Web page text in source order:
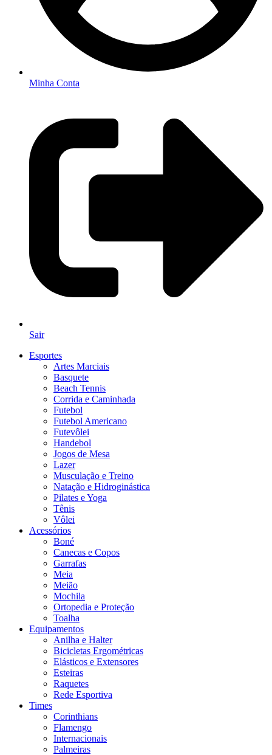
Minha Conta
Sair
Esportes
Artes Marciais
Basquete
Beach Tennis
Corrida e Caminhada
Futebol
Futebol Americano
Futevôlei
Handebol
Jogos de Mesa
Lazer
Musculação e Treino
Natação e Hidroginástica
Pilates e Yoga
Tênis
Vôlei
Acessórios
Boné
Canecas e Copos
Garrafas
Meia
Meião
Mochila
Ortopedia e Proteção
Toalha
Equipamentos
Anilha e Halter
Bicicletas Ergométricas
Elásticos e Extensores
Esteiras
Raquetes
Rede Esportiva
Times
Corinthians
Flamengo
Internacionais
Palmeiras